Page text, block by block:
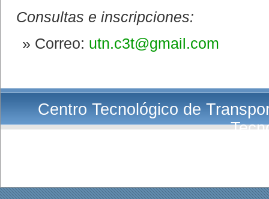
Consultas e inscripciones:
Correo: utn.c3t@gmail.com
Centro Tecnológico de